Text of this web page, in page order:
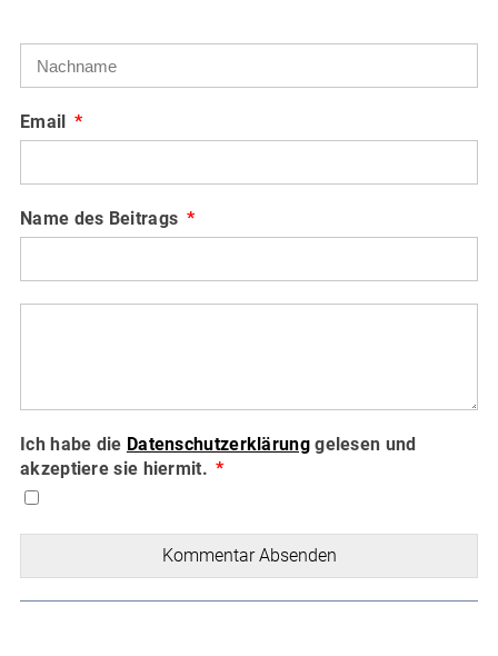
Email
Name des Beitrags
Ich habe die Datenschutzerklärunggelesen und
akzeptiere sie hiermit.
Kommentar Absenden